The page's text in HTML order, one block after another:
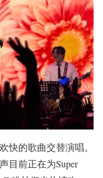
快的歌曲交替演唱。
目前正在为Super